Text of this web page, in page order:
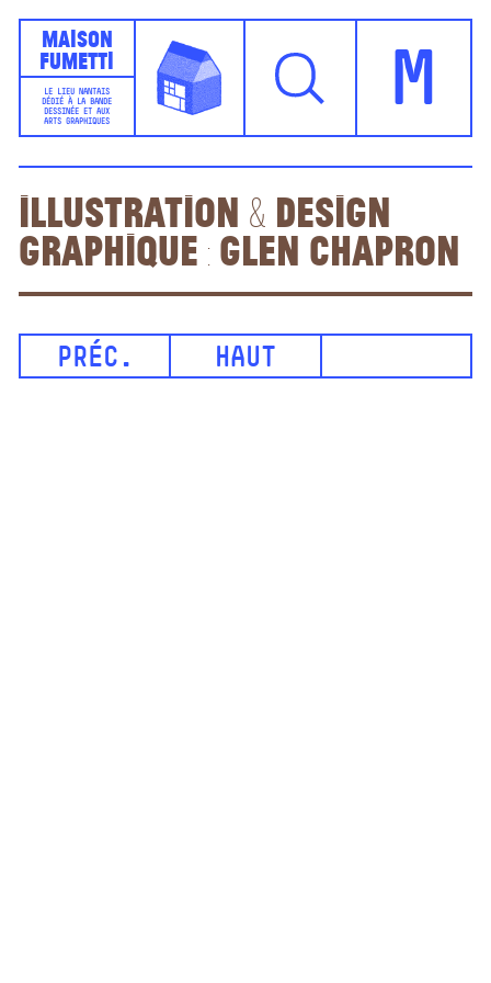
Maison
Fumetti
LE LIEU NANTAIS
DÉDIÉ À LA BANDE
DESSINÉE ET AUX
ARTS GRAPHIQUES
M
Illustration & design
graphique : Glen Chapron
PRÉC. HAUT